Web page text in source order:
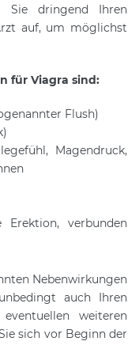
Sie dringend Ihren
auf, um möglichst
für Viagra sind:
Flush)
Magendruck,
Erektion, verbunden
Nebenwirkungen
auch Ihren
weiteren
sich vor Beginn der